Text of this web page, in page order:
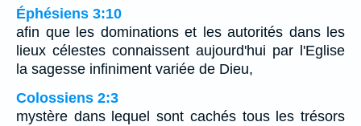
Éphésiens 3:10
afin que les dominations et les autorités dans les
lieux célestes connaissent aujourd'hui par l'Eglise
la sagesse infiniment variée de Dieu,
Colossiens 2:3
mystère dans lequel sont cachés tous les trésors